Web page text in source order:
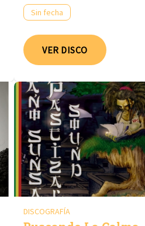
Sin fecha
VER DISCO
DISCOGRAFÍA